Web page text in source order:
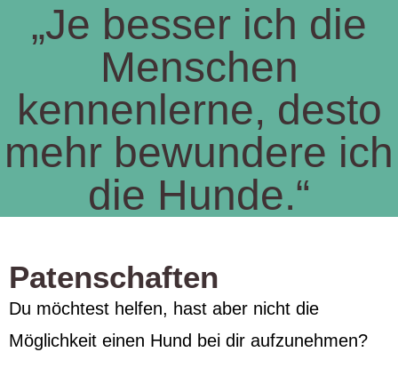
„Je besser ich die
Menschen
kennenlerne, desto
mehr bewundere ich
die Hunde.“
Patenschaften
Du möchtest helfen, hast aber nicht die
Möglichkeit einen Hund bei dir aufzunehmen?